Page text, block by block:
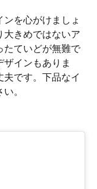
を心がけましょ
大きめではないア
たていどが無難で
インもありま
です。下品なイ
。